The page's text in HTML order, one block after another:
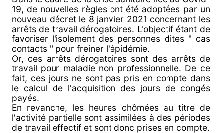
19, de nouvelles règles ont été adoptées par un
nouveau décret le 8 janvier 2021 concernant les
arrêts de travail dérogatoires. L'objectif étant de
favoriser l'isolement des personnes dites " cas
contacts " pour freiner l'épidémie.
Or, ces arrêts dérogatoires sont des arrêts de
travail pour maladie non professionnelle. De ce
fait, ces jours ne sont pas pris en compte dans
le calcul de l'acquisition des jours de congés
payés.
En revanche, les heures chômées au titre de
l'activité partielle sont assimilées à des périodes
de travail effectif et sont donc prises en compte.